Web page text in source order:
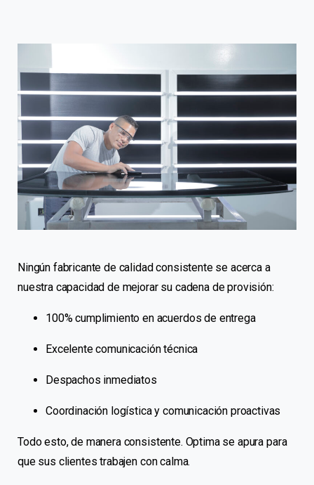
Ningún fabricante de calidad consistente se acerca a
nuestra capacidad de mejorar su cadena de provisión:
100% cumplimiento en acuerdos de entrega
Excelente comunicación técnica
Despachos inmediatos
Coordinación logística y comunicación proactivas
Todo esto, de manera consistente. Optima se apura para
que sus clientes trabajen con calma.